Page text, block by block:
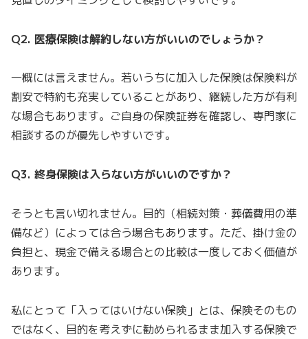
Q2. 医療保険は解約しない方がいいのでしょうか？
一概には言えません。若いうちに加入した保険は保険料が
割安で特約も充実していることがあり、継続した方が有利
な場合もあります。ご自身の保険証券を確認し、専門家に
相談するのが優先しやすいです。
Q3. 終身保険は入らない方がいいのですか？
そうとも言い切れません。目的（相続対策・葬儀費用の準
備など）によっては合う場合もあります。ただ、掛け金の
負担と、現金で備える場合との比較は一度しておく価値が
あります。
私にとって「入ってはいけない保険」とは、保険そのもの
ではなく、目的を考えずに勧められるまま加入する保険で